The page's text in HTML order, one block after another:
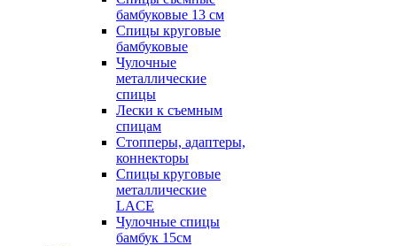
бамбуковые 13 см
Спицы круговые
бамбуковые
Чулочные
металлические
спицы
Лески к съемным
спицам
Стопперы, адаптеры,
коннекторы
Спицы круговые
металлические
LACE
Чулочные спицы
бамбук 15см